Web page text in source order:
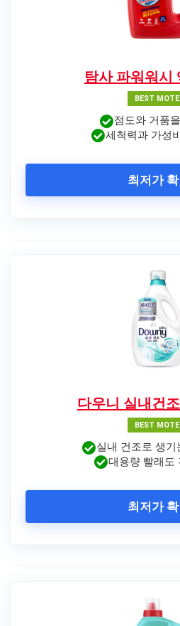
탐사 파워워시
BEST
점도와 거품
세척력과 가성
최저가
다우니 실내건
BEST
실내 건조로 생
대용량 빨래도
최저가